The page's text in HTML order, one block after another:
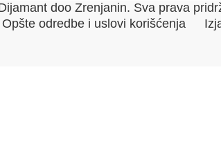
doo Zrenjanin. Sva prava
Opšte odredbe i uslovi korišćenja